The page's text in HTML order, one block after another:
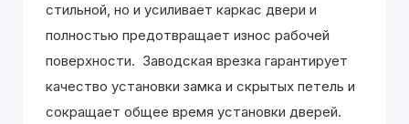
стильной, но и усиливает каркас двери и
полностью предотвращает износ рабочей
поверхности. Заводская врезка гарантирует
качество установки замка и скрытых петель и
сокращает общее время установки дверей.